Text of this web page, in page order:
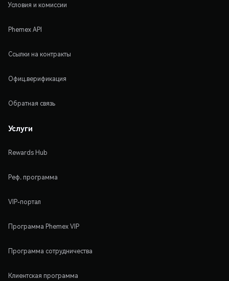
Условия и комиссии
Phemex API
Ссылки на контракты
Офиц.верификация
Обратная связь
Услуги
Rewards Hub
Реф. программа
VIP-портал
Программа Phemex VIP
Программа сотрудничества
Клиентская программа